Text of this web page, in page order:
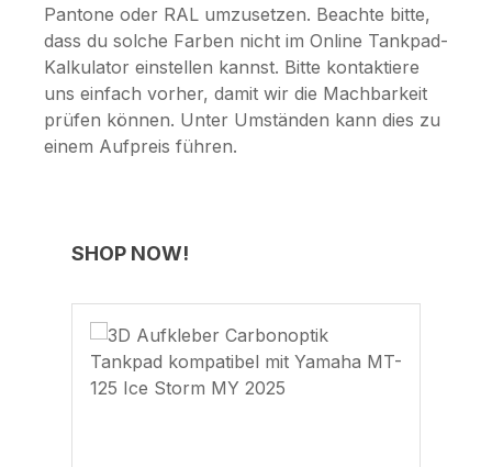
Pantone oder RAL umzusetzen. Beachte bitte,
dass du solche Farben nicht im Online Tankpad-
Kalkulator einstellen kannst. Bitte kontaktiere
uns einfach vorher, damit wir die Machbarkeit
prüfen können. Unter Umständen kann dies zu
einem Aufpreis führen.
Produktgalerie überspringen
SHOP NOW!